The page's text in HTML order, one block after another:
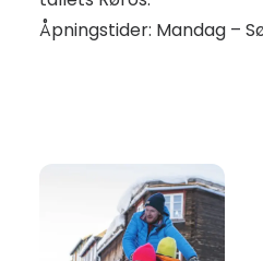
Åpningstider: Mandag –